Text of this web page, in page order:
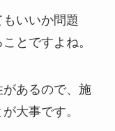
いいか問題
とですよね。
あるので、 施
大事です。